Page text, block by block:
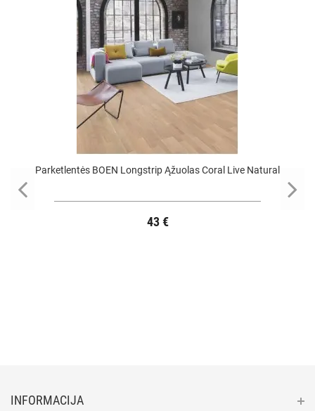
Parketlentės BOEN Longstrip Ąžuolas Coral Live Natural
43 €
INFORMACIJA